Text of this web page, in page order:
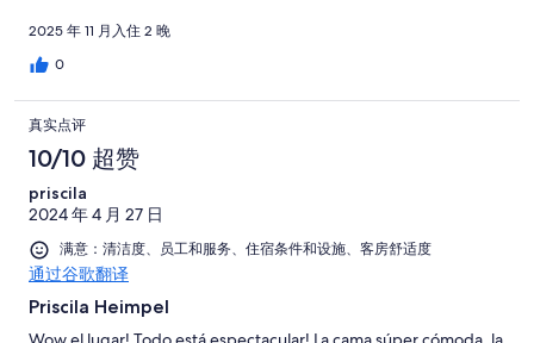
2025 年 11 月入住 2 晚
0
真实点评
10/10 超赞
priscila
2024 年 4 月 27 日
满意：清洁度、员工和服务、住宿条件和设施、客房舒适度
通过谷歌翻译
Priscila Heimpel